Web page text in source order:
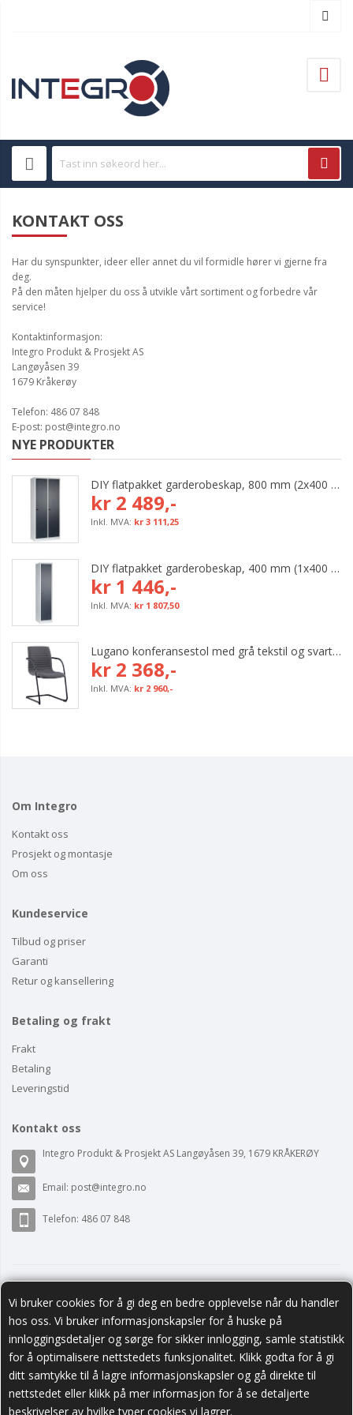
Vi bruker cookies for å gi deg en bedre opplevelse når du handler
hos oss. Vi bruker informasjonskapsler for å huske på
innloggingsdetaljer og sørge for sikker innlogging, samle statistikk
for å optimalisere nettstedets funksjonalitet. Klikk godta for å gi
ditt samtykke til å lagre informasjonskapsler og gå direkte til
nettstedet eller klikk på mer informasjon for å se detaljerte
beskrivelser av hvilke typer cookies vi lagrer.
KONTAKT OSS
Har du synspunkter, ideer eller annet du vil formidle hører vi gjerne fra
deg.
På den måten hjelper du oss å utvikle vårt sortiment og forbedre vår
service!
Kontaktinformasjon:
Integro Produkt & Prosjekt AS
Langøyåsen 39
1679 Kråkerøy
Telefon: 486 07 848
E-post: post@integro.no
NYE PRODUKTER
DIY flatpakket garderobeskap, 800 mm (2x400 mm = 2 rom)
kr 2 489,-
kr 3 111,25
DIY flatpakket garderobeskap, 400 mm (1x400 mm = 1 rom)
kr 1 446,-
kr 1 807,50
Lugano konferansestol med grå tekstil og svart bøyleunderstell
kr 2 368,-
kr 2 960,-
Om Integro
Kontakt oss
Prosjekt og montasje
Om oss
Kundeservice
Tilbud og priser
Garanti
Retur og kansellering
Betaling og frakt
Frakt
Betaling
Leveringstid
Kontakt oss
Integro Produkt & Prosjekt AS Langøyåsen 39, 1679 KRÅKERØY
Email: post@integro.no
Telefon: 486 07 848
Følg oss